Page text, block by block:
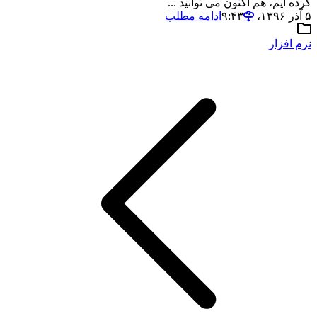
کرده ایم، هم اکنون می توانید ...
۵ آذر ۱۳۹۶،‏ ۹:۴۳
ادامه مطلب
نرم افزار